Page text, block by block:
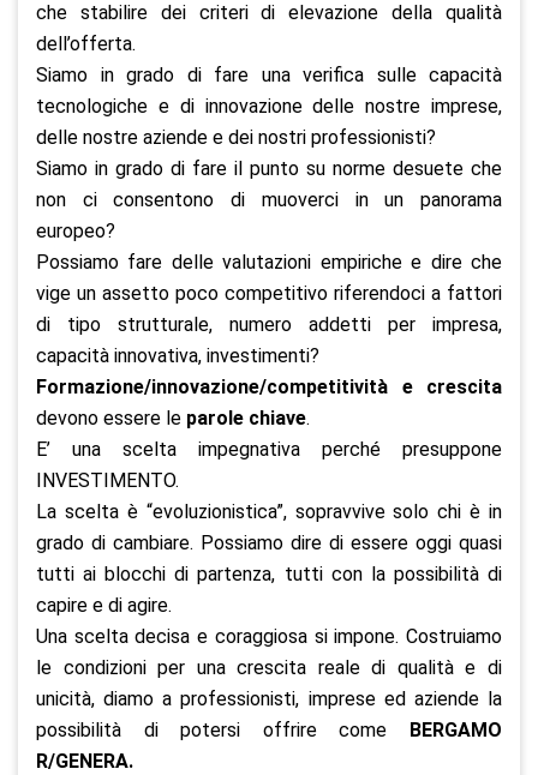
che stabilire dei criteri di elevazione della qualità
dell’offerta.
Siamo in grado di fare una verifica sulle capacità
tecnologiche e di innovazione delle nostre imprese,
delle nostre aziende e dei nostri professionisti?
Siamo in grado di fare il punto su norme desuete che
non ci consentono di muoverci in un panorama
europeo?
Possiamo fare delle valutazioni empiriche e dire che
vige un assetto poco competitivo riferendoci a fattori
di tipo strutturale, numero addetti per impresa,
capacità innovativa, investimenti?
Formazione/innovazione/competitività e crescita
devono essere le parole chiave.
E’ una scelta impegnativa perché presuppone
INVESTIMENTO.
La scelta è “evoluzionistica”, sopravvive solo chi è in
grado di cambiare. Possiamo dire di essere oggi quasi
tutti ai blocchi di partenza, tutti con la possibilità di
capire e di agire.
Una scelta decisa e coraggiosa si impone. Costruiamo
le condizioni per una crescita reale di qualità e di
unicità, diamo a professionisti, imprese ed aziende la
possibilità di potersi offrire come
BERGAMO
R/GENERA.